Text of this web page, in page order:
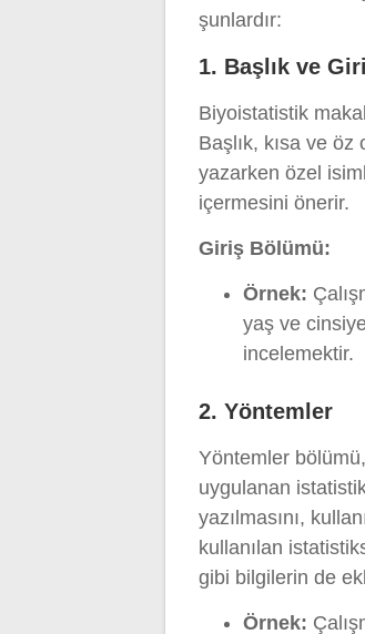
şunlardır:
1. Başlık ve
Biyoistatistik
Başlık, kısa ve
yazarken özel
içermesini önerir.
Giriş Bölümü:
Örnek:
yaş ve
incelemektir.
2. Yöntemler
Yöntemler
uygulanan
yazılmasını,
kullanılan
gibi bilgilerin de
Örnek: